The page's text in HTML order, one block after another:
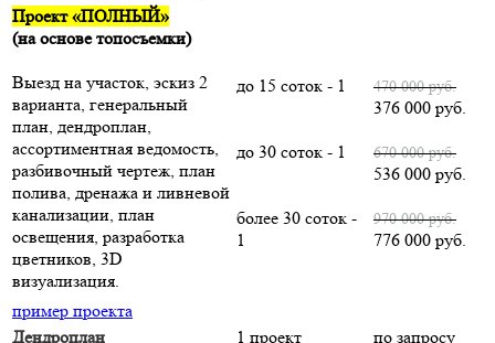
Проект «ПОЛНЫЙ»
(на основе топосъемки)
Выезд на участок, эскиз 2
варианта, генеральный
план, дендроплан,
ассортиментная ведомость,
разбивочный чертеж, план
полива, дренажа и ливневой
канализации, план
освещения, разработка
цветников, 3D
визуализация.
пример проекта
до 15 соток - 1
до 30 соток - 1
более 30 соток -
1
470 000 руб.
376 000 руб.
670 000 руб.
536 000 руб.
970 000 руб.
776 000 руб.
Дендроплан 1 проект
по запросу